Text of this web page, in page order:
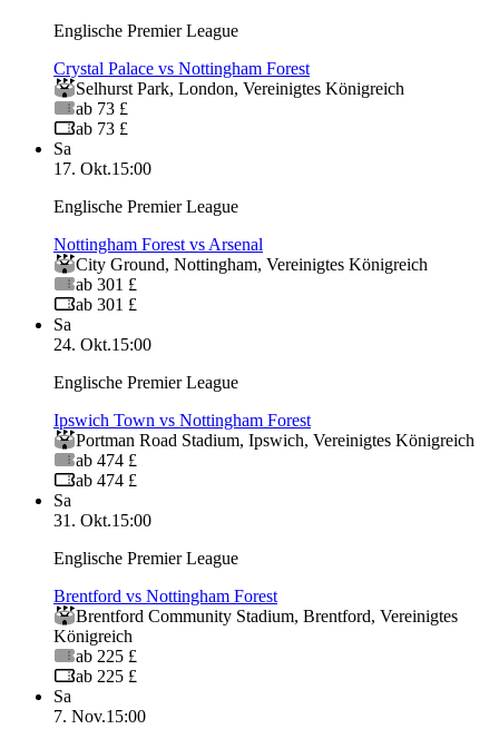
Englische Premier League
Crystal Palace vs Nottingham Forest
Selhurst Park, London, Vereinigtes Königreich
ab 73 £
ab 73 £
Sa
17. Okt.15:00
Englische Premier League
Nottingham Forest vs Arsenal
City Ground, Nottingham, Vereinigtes Königreich
ab 301 £
ab 301 £
Sa
24. Okt.15:00
Englische Premier League
Ipswich Town vs Nottingham Forest
Portman Road Stadium, Ipswich, Vereinigtes Königreich
ab 474 £
ab 474 £
Sa
31. Okt.15:00
Englische Premier League
Brentford vs Nottingham Forest
Brentford Community Stadium, Brentford, Vereinigtes
Königreich
ab 225 £
ab 225 £
Sa
7. Nov.15:00